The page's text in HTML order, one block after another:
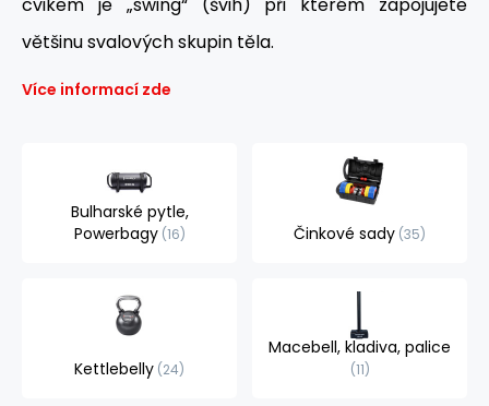
většinu svalových skupin těla.
Více informací zde
Bulharské pytle,
Powerbagy 16 Činkové sady 35
Kettlebelly 24
Macebell, kladiva, palice
11